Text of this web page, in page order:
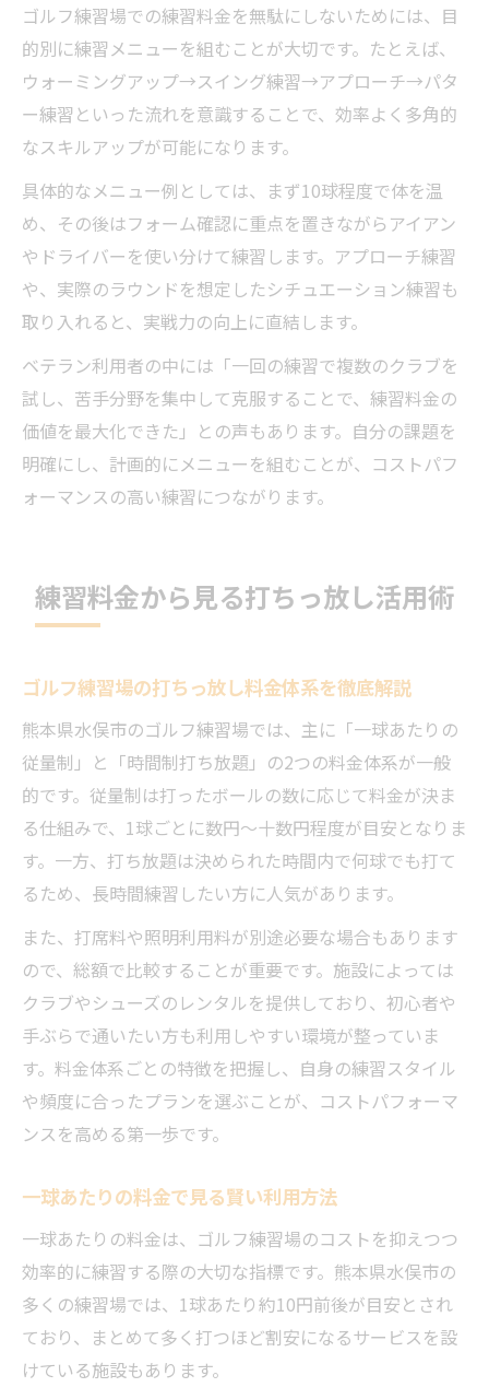
ゴルフ練習場での練習料金を無駄にしないためには、目
的別に練習メニューを組むことが大切です。たとえば、
ウォーミングアップ→スイング練習→アプローチ→パタ
ー練習といった流れを意識することで、効率よく多角的
なスキルアップが可能になります。
具体的なメニュー例としては、まず10球程度で体を温
め、その後はフォーム確認に重点を置きながらアイアン
やドライバーを使い分けて練習します。アプローチ練習
や、実際のラウンドを想定したシチュエーション練習も
取り入れると、実戦力の向上に直結します。
ベテラン利用者の中には「一回の練習で複数のクラブを
試し、苦手分野を集中して克服することで、練習料金の
価値を最大化できた」との声もあります。自分の課題を
明確にし、計画的にメニューを組むことが、コストパフ
ォーマンスの高い練習につながります。
練習料金から見る打ちっ放し活用術
ゴルフ練習場の打ちっ放し料金体系を徹底解説
熊本県水俣市のゴルフ練習場では、主に「一球あたりの
従量制」と「時間制打ち放題」の2つの料金体系が一般
的です。従量制は打ったボールの数に応じて料金が決ま
る仕組みで、1球ごとに数円〜十数円程度が目安となりま
す。一方、打ち放題は決められた時間内で何球でも打て
るため、長時間練習したい方に人気があります。
また、打席料や照明利用料が別途必要な場合もあります
ので、総額で比較することが重要です。施設によっては
クラブやシューズのレンタルを提供しており、初心者や
手ぶらで通いたい方も利用しやすい環境が整っていま
す。料金体系ごとの特徴を把握し、自身の練習スタイル
や頻度に合ったプランを選ぶことが、コストパフォーマ
ンスを高める第一歩です。
一球あたりの料金で見る賢い利用方法
一球あたりの料金は、ゴルフ練習場のコストを抑えつつ
効率的に練習する際の大切な指標です。熊本県水俣市の
多くの練習場では、1球あたり約10円前後が目安とされ
ており、まとめて多く打つほど割安になるサービスを設
けている施設もあります。